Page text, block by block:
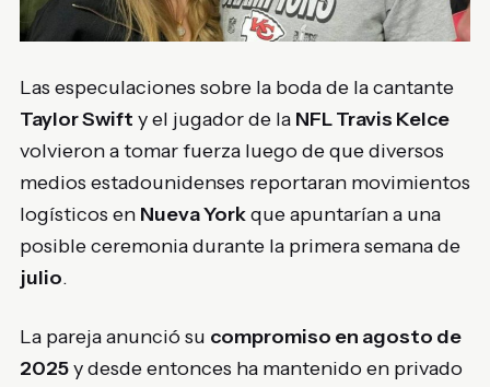
Las especulaciones sobre la boda de la cantante
Taylor Swift y el jugador de la NFL Travis Kelce
volvieron a tomar fuerza luego de que diversos
medios estadounidenses reportaran movimientos
logísticos en Nueva Yorkque apuntarían a una
posible ceremonia durante la primera semana de
julio.
La pareja anunció su compromiso en agosto de
2025y desde entonces ha mantenido en privado